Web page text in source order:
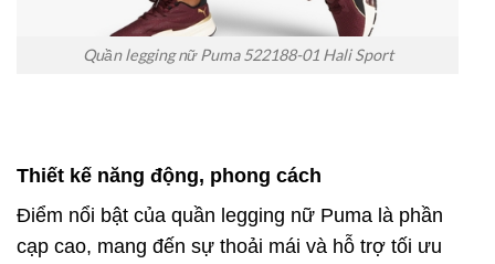
Quần legging nữ Puma 522188-01 Hali Sport
Thiết kế năng động, phong cách
Điểm nổi bật của quần legging nữ Puma là phần
cạp cao, mang đến sự thoải mái và hỗ trợ tối ưu